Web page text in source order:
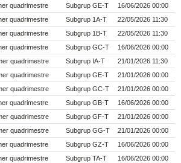
quadrimestre
Subgrup GE-T
16/06/2026 00:00
quadrimestre
Subgrup 1A-T
22/05/2026 11:30
quadrimestre
Subgrup 1B-T
22/05/2026 11:30
quadrimestre
Subgrup GC-T
16/06/2026 00:00
quadrimestre
Subgrup IA-T
21/01/2026 11:30
quadrimestre
Subgrup GE-T
21/01/2026 00:00
quadrimestre
Subgrup GC-T
21/01/2026 00:00
quadrimestre
Subgrup GB-T
16/06/2026 00:00
quadrimestre
Subgrup GF-T
21/01/2026 00:00
quadrimestre
Subgrup GG-T
21/01/2026 00:00
quadrimestre
Subgrup GZ-T
16/06/2026 00:00
quadrimestre
Subgrup TA-T
16/06/2026 00:00